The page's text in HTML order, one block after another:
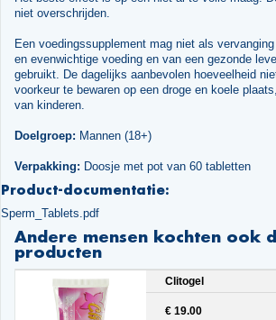
niet overschrijden.
Een voedingssupplement mag niet als
en evenwichtige voeding en van een gezonde
gebruikt. De dagelijks aanbevolen hoeveelheid
voorkeur te bewaren op een droge en koele
van kinderen.
Doelgroep: Mannen (18+)
Verpakking: Doosje met pot van 60 tabletten
Product-documentatie:
Sperm_Tablets.pdf
Andere mensen kochten ook
producten
Clitogel
€ 19.00